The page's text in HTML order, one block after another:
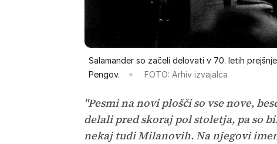
Salamander so začeli delovati v 70. letih
Pengov.
FOTO: Arhiv izvajalca
"Pesmi na novi plošči so vse nove,
delali pred skoraj pol stoletja, pa so
nekaj tudi Milanovih. Na njegovi